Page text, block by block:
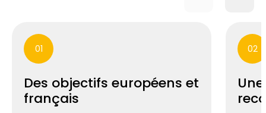
01
Des objectifs européens et
français
02